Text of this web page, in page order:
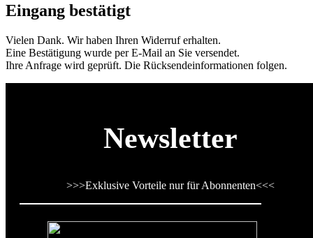
Eingang bestätigt
Vielen Dank. Wir haben Ihren Widerruf erhalten.
Eine Bestätigung wurde per E-Mail an Sie versendet.
Ihre Anfrage wird geprüft. Die Rücksendeinformationen folgen.
Newsletter
>>>Exklusive Vorteile nur für Abonnenten<<<